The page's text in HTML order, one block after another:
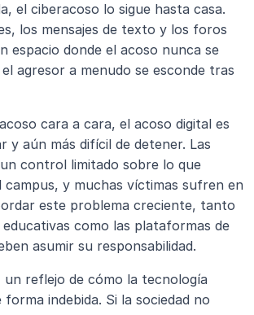
el ciberacoso lo sigue hasta casa.
los mensajes de texto y los foros
espacio donde el acoso nunca se
agresor a menudo se esconde tras
cara a cara, el acoso digital es
y aún más difícil de detener. Las
control limitado sobre lo que
y muchas víctimas sufren en
este problema creciente, tanto
como las plataformas de
asumir su responsabilidad.
un reflejo de cómo la tecnología
forma indebida. Si la sociedad no